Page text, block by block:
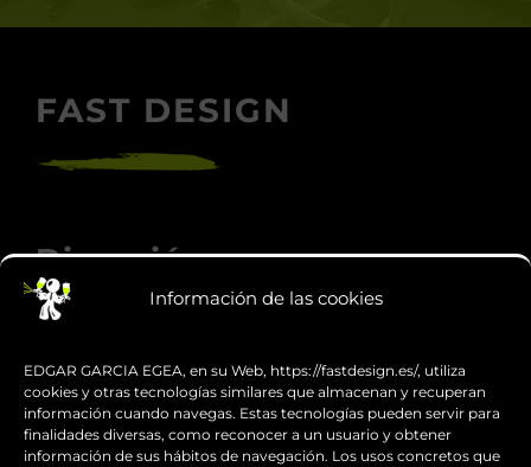
Información de las cookies
EDGAR GARCIA EGEA, en su Web, https://fastdesign.es/, utiliza
cookies y otras tecnologías similares que almacenan y recuperan
información cuando navegas. Estas tecnologías pueden servir para
finalidades diversas, como reconocer a un usuario y obtener
información de sus hábitos de navegación. Los usos concretos que
FAST DESIGN
Dirección
Carrer Indústria, 8
Teléfono